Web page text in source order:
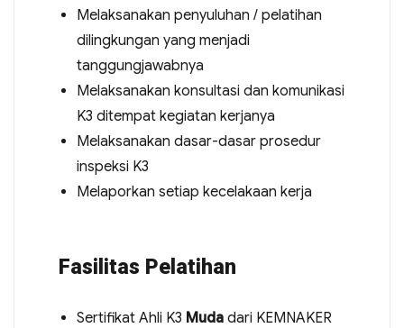
Melaksanakan penyuluhan / pelatihan
dilingkungan yang menjadi
tanggungjawabnya
Melaksanakan konsultasi dan komunikasi
K3 ditempat kegiatan kerjanya
Melaksanakan dasar-dasar prosedur
inspeksi K3
Melaporkan setiap kecelakaan kerja
Fasilitas Pelatihan
Sertifikat Ahli K3 Mudadari KEMNAKER